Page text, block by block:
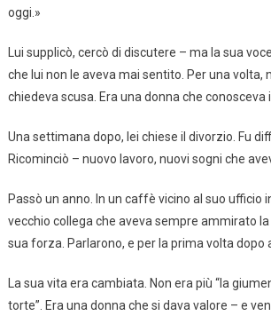
oggi.»
Lui supplicò, cercò di discutere – ma la sua
che lui non le aveva mai sentito. Per una volta,
chiedeva scusa. Era una donna che conosceva
Una settimana dopo, lei chiese il divorzio. Fu
Ricominciò – nuovo lavoro, nuovi sogni che
Passò un anno. In un caffè vicino al suo ufficio
vecchio collega che aveva sempre ammirato
sua forza. Parlarono, e per la prima volta dopo
La sua vita era cambiata. Non era più “la
torte”. Era una donna che si dava valore – e